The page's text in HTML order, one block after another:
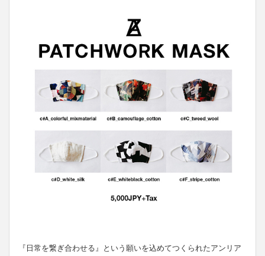
『日常を繋ぎ合わせる』という願いを込めてつくられたアンリア